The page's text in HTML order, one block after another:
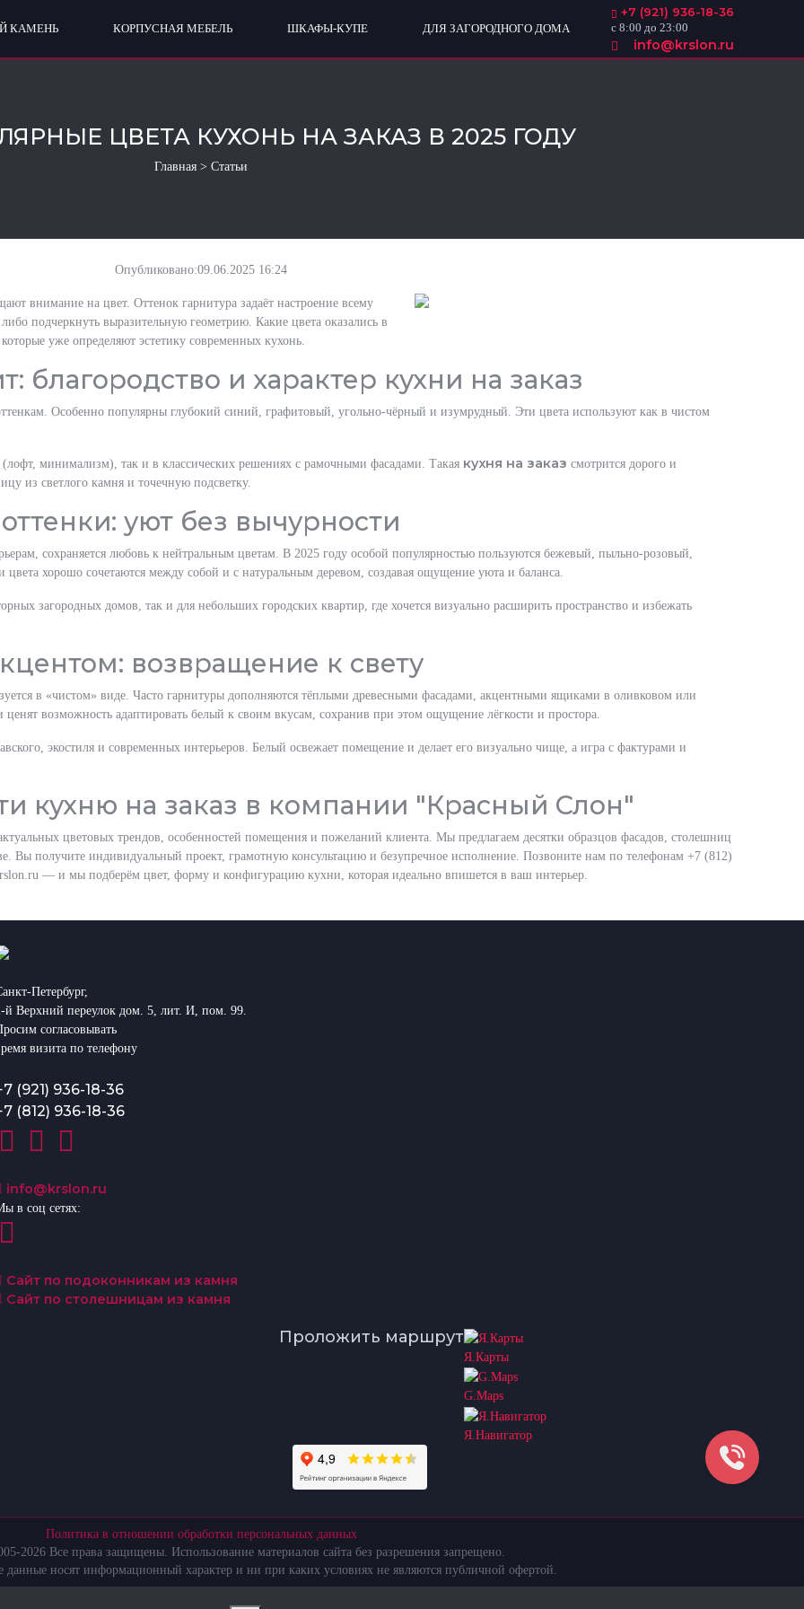
КАМЕНЬ КОРПУСНАЯ МЕБЕЛЬ ШКАФЫ-КУПЕ ДЛЯ ЗАГОРОДНОГО ДОМА
+7 (921) 936-18-36
с 8:00 до 23:00
info@krslon.ru
ЦВЕТА КУХОНЬ НА ЗАКАЗ В 2025 ГОДУ
Главная > Статьи
Опубликовано:09.06.2025 16:24
внимание на цвет. Оттенок гарнитура задаёт настроение всему
подчеркнуть выразительную геометрию. Какие цвета оказались в
уже определяют эстетику современных кухонь.
благородство и характер кухни на заказ
Особенно популярны глубокий синий, графитовый, угольно-чёрный и изумрудный. Эти цвета используют как в чистом
минимализм), так и в классических решениях с рамочными фасадами. Такая кухня на заказ смотрится дорого и
из светлого камня и точечную подсветку.
уют без вычурности
сохраняется любовь к нейтральным цветам. В 2025 году особой популярностью пользуются бежевый, пыльно-розовый,
хорошо сочетаются между собой и с натуральным деревом, создавая ощущение уюта и баланса.
загородных домов, так и для небольших городских квартир, где хочется визуально расширить пространство и избежать
возвращение к свету
в «чистом» виде. Часто гарнитуры дополняются тёплыми древесными фасадами, акцентными ящиками в оливковом или
ценят возможность адаптировать белый к своим вкусам, сохранив при этом ощущение лёгкости и простора.
экостиля и современных интерьеров. Белый освежает помещение и делает его визуально чище, а игра с фактурами и
кухню на заказ в компании "Красный Слон"
цветовых трендов, особенностей помещения и пожеланий клиента. Мы предлагаем десятки образцов фасадов, столешниц
Вы получите индивидуальный проект, грамотную консультацию и безупречное исполнение. Позвоните нам по телефонам +7 (812)
— и мы подберём цвет, форму и конфигурацию кухни, которая идеально впишется в ваш интерьер.
Петербург,
й Верхний переулок дом. 5, лит. И, пом. 99.
согласовывать
визита по телефону
(921) 936-18-36
(812) 936-18-36
info@krslon.ru
в соц сетях:
Сайт по подоконникам из камня
Сайт по столешницам из камня
Проложить маршрут
Я.Карты
G.Maps
Я.Навигатор
Политика в отношении обработки персональных данных
2026 Все права защищены. Использование материалов сайта без разрешения запрещено.
данные носят информационный характер и ни при каких условиях не являются публичной офертой.